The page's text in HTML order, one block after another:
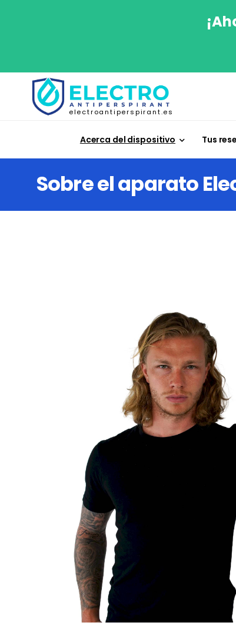
electroantiperspirant.es
Acerca del dispositivo Tus
Sobre el aparato